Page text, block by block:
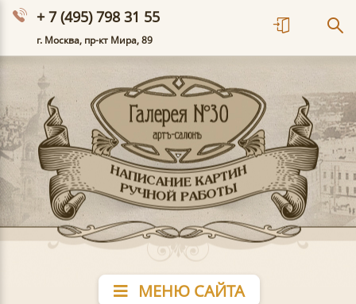
+ 7 (495) 798 31 55
г. Москва, пр-кт Мира, 89
МЕНЮ САЙТА